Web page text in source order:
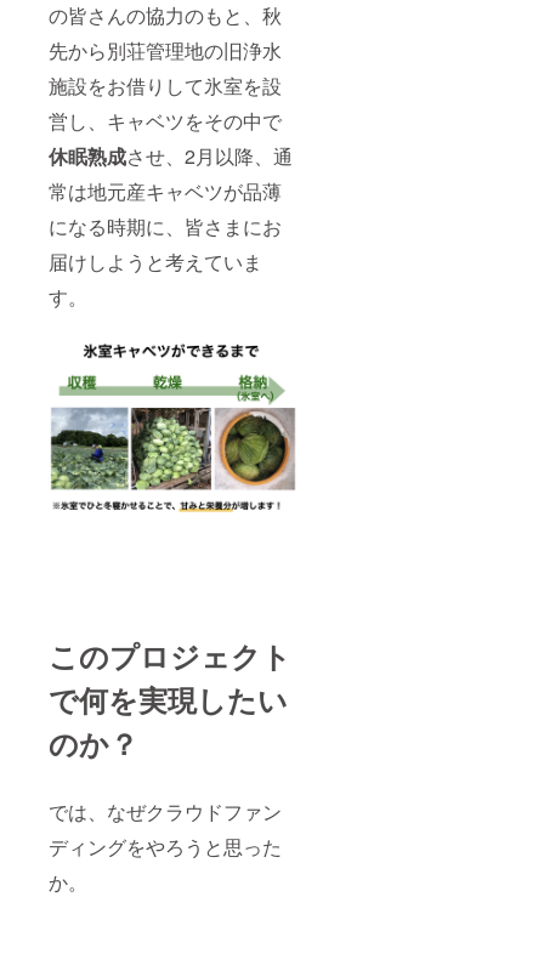
の皆さんの協力のもと、秋
先から別荘管理地の旧浄水
施設をお借りして氷室を設
営し、キャベツをその中で
休眠熟成させ、2月以降、通
常は地元産キャベツが品薄
になる時期に、皆さまにお
届けしようと考えていま
す。
このプロジェクト
で何を実現したい
のか？
では、なぜクラウドファン
ディングをやろうと思った
か。